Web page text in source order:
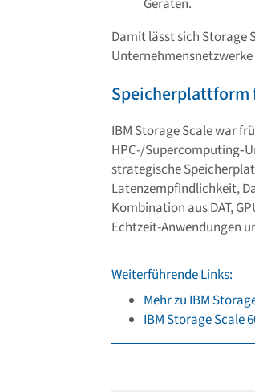
Geräten.
Damit lässt sich Storage
Speicherplattform
IBM Storage Scale war
HPC-/
strategische
Latenzempfindlichkeit,
Kombination aus DAT,
Echtzeit-Anwendungen
Weiterführende Links:
Mehr zu IBM
IBM Storage Scale